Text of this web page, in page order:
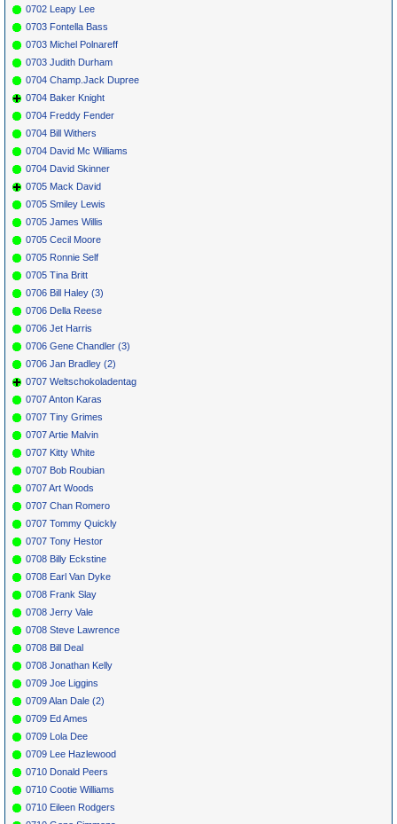
0702 Leapy Lee
0703 Fontella Bass
0703 Michel Polnareff
0703 Judith Durham
0704 Champ.Jack Dupree
0704 Baker Knight
0704 Freddy Fender
0704 Bill Withers
0704 David Mc Williams
0704 David Skinner
0705 Mack David
0705 Smiley Lewis
0705 James Willis
0705 Cecil Moore
0705 Ronnie Self
0705 Tina Britt
0706 Bill Haley (3)
0706 Della Reese
0706 Jet Harris
0706 Gene Chandler (3)
0706 Jan Bradley (2)
0707 Weltschokoladentag
0707 Anton Karas
0707 Tiny Grimes
0707 Artie Malvin
0707 Kitty White
0707 Bob Roubian
0707 Art Woods
0707 Chan Romero
0707 Tommy Quickly
0707 Tony Hestor
0708 Billy Eckstine
0708 Earl Van Dyke
0708 Frank Slay
0708 Jerry Vale
0708 Steve Lawrence
0708 Bill Deal
0708 Jonathan Kelly
0709 Joe Liggins
0709 Alan Dale (2)
0709 Ed Ames
0709 Lola Dee
0709 Lee Hazlewood
0710 Donald Peers
0710 Cootie Williams
0710 Eileen Rodgers